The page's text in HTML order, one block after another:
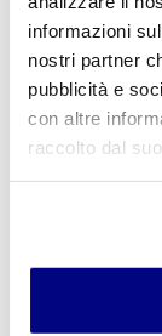
informazioni
nostri partner
pubblicità e
con altre
raccolto dal
Lezione